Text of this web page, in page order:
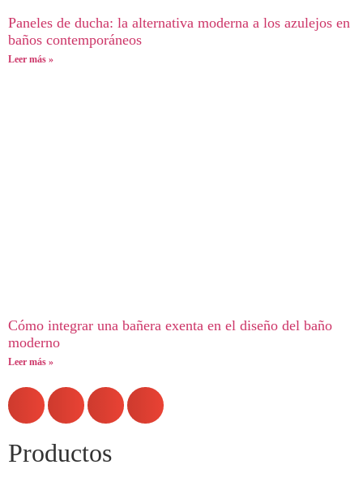
Paneles de ducha: la alternativa moderna a los azulejos en
baños contemporáneos
Leer más »
Cómo integrar una bañera exenta en el diseño del baño
moderno
Leer más »
Productos